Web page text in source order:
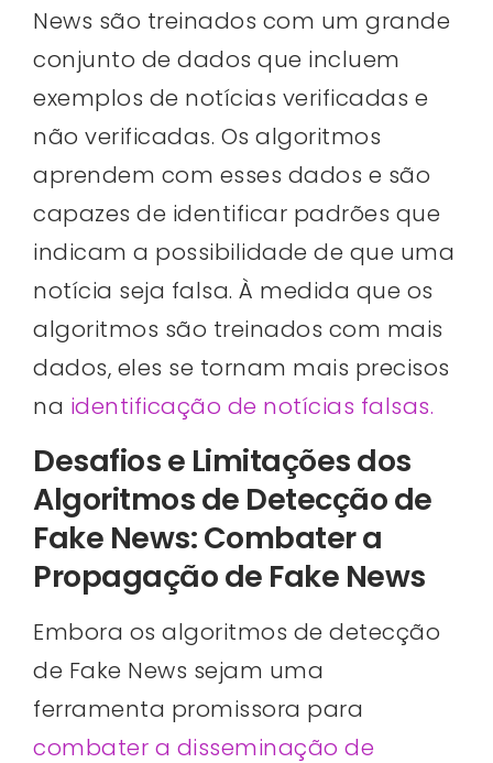
News são treinados com um grande
conjunto de dados que incluem
exemplos de notícias verificadas e
não verificadas. Os algoritmos
aprendem com esses dados e são
capazes de identificar padrões que
indicam a possibilidade de que uma
notícia seja falsa. À medida que os
algoritmos são treinados com mais
dados, eles se tornam mais precisos
na identificação de notícias falsas.
Desafios e Limitações dos
Algoritmos de Detecção de
Fake News: Combater a
Propagação de Fake News
Embora os algoritmos de detecção
de Fake News sejam uma
ferramenta promissora para
combater a disseminação de